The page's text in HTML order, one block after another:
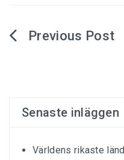
Senaste inläggen
Världens rikaste